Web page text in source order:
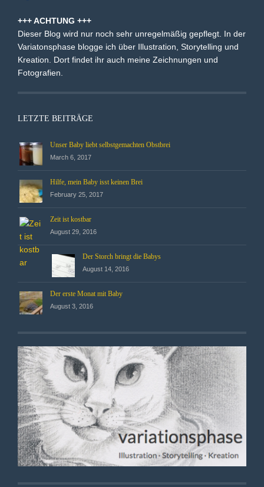
+++ ACHTUNG +++
Dieser Blog wird nur noch sehr unregelmäßig gepflegt. In der
Variatonsphase blogge ich über Illustration, Storytelling und
Kreation. Dort findet ihr auch meine Zeichnungen und
Fotografien.
LETZTE BEITRÄGE
Unser Baby liebt selbstgemachten Obstbrei
March 6, 2017
Hilfe, mein Baby isst keinen Brei
February 25, 2017
Zeit ist kostbar
August 29, 2016
Der Storch bringt die Babys
August 14, 2016
Der erste Monat mit Baby
August 3, 2016